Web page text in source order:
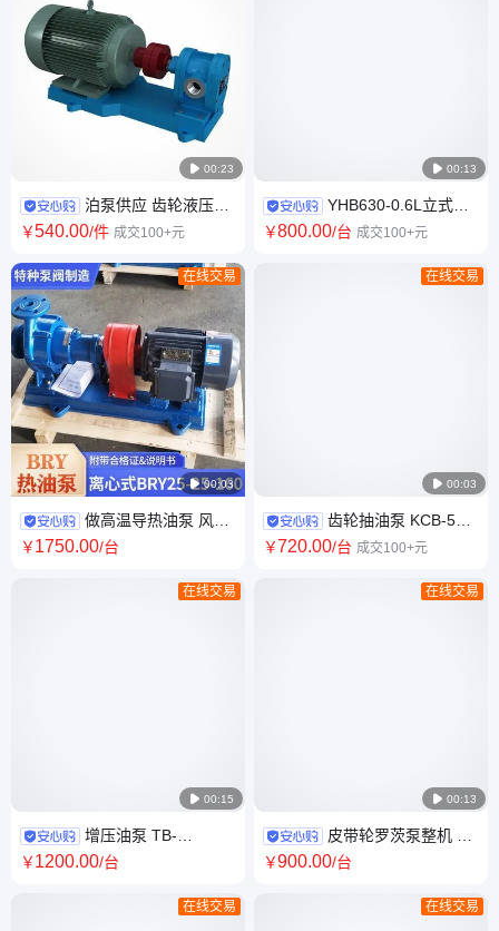
 00:23
泊泵供应 齿轮液压油
泵 小型齿轮油泵 液压输送油泵
￥540.00/件 成交100+元
 00:03
在线交易
做高温导热油泵 风冷
离心式热油输送循环泵 高 温输
￥1750.00/台
 00:15
在线交易
增压油泵 TB-
4.2/2.0QZ 防爆型轻油重油用泵
￥1200.00/台
在线交易
 00:13
YHB630-0.6L立式齿
轮泵 双列角接触球轴承 使用寿
￥800.00/台 成交100+元
 00:03
在线交易
齿轮抽油泵 KCB-55
不锈钢齿轮泵 KCB55系列电动
￥720.00/台 成交100+元
 00:13
在线交易
皮带轮罗茨泵整机 LC
型罗茨油泵 沥青用高粘度油泵
￥900.00/台
在线交易